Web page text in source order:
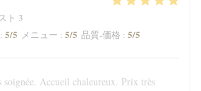
ト 3
: 5/5 メニュー : 5/5 品質-価格 : 5/5
Accueil chaleureux. Prix très